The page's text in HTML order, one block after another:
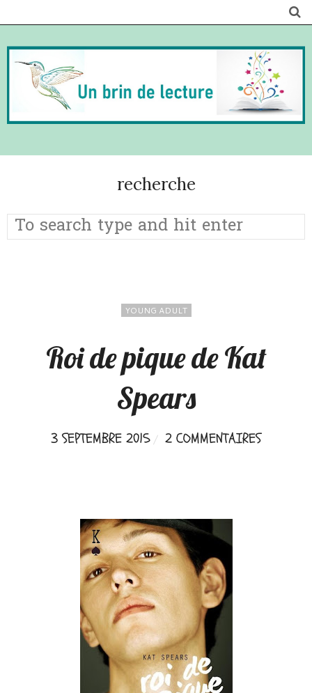
recherche
YOUNG ADULT
Roi de pique de Kat
Spears
3 SEPTEMBRE 2015 2 COMMENTAIRES